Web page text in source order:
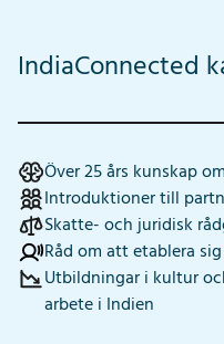
IndiaConnected
Över 25 års kunskap
Introduktioner till
Skatte- och juridisk
Råd om att etablera
Utbildningar i kultur
arbete i Indien